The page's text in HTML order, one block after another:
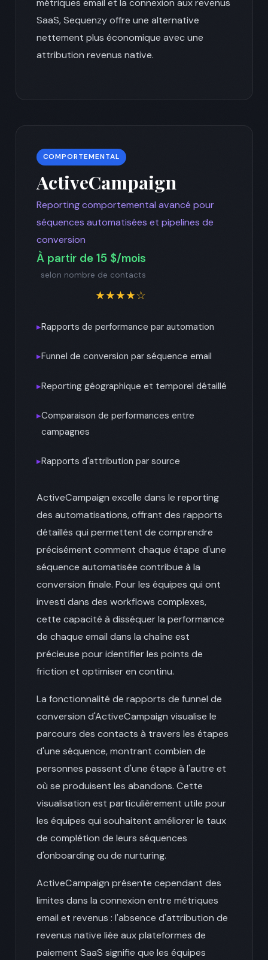
métriques email et la connexion aux revenus
SaaS, Sequenzy offre une alternative
nettement plus économique avec une
attribution revenus native.
COMPORTEMENTAL
ActiveCampaign
Reporting comportemental avancé pour
séquences automatisées et pipelines de
conversion
À partir de 15 $/mois
selon nombre de contacts
★★★★☆
▸Rapports de performance par automation
▸Funnel de conversion par séquence email
▸Reporting géographique et temporel détaillé
▸Comparaison de performances entre
campagnes
▸Rapports d'attribution par source
ActiveCampaign excelle dans le reporting
des automatisations, offrant des rapports
détaillés qui permettent de comprendre
précisément comment chaque étape d'une
séquence automatisée contribue à la
conversion finale. Pour les équipes qui ont
investi dans des workflows complexes,
cette capacité à disséquer la performance
de chaque email dans la chaîne est
précieuse pour identifier les points de
friction et optimiser en continu.
La fonctionnalité de rapports de funnel de
conversion d'ActiveCampaign visualise le
parcours des contacts à travers les étapes
d'une séquence, montrant combien de
personnes passent d'une étape à l'autre et
où se produisent les abandons. Cette
visualisation est particulièrement utile pour
les équipes qui souhaitent améliorer le taux
de complétion de leurs séquences
d'onboarding ou de nurturing.
ActiveCampaign présente cependant des
limites dans la connexion entre métriques
email et revenus : l'absence d'attribution de
revenus native liée aux plateformes de
paiement SaaS signifie que les équipes